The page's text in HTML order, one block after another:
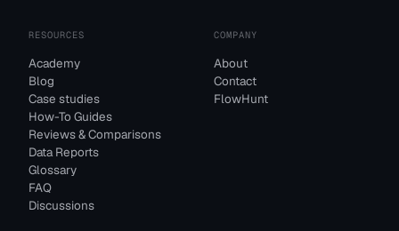
RESOURCES
Academy
Blog
Case studies
How-To Guides
Reviews & Comparisons
Data Reports
Glossary
FAQ
Discussions
COMPANY
About
Contact
FlowHunt